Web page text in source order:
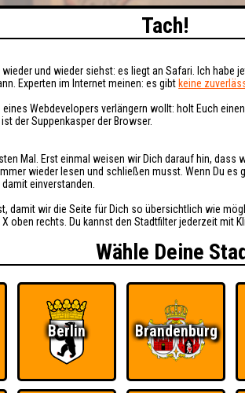
HIGHSCORE
Tach!
und wieder siehst: es liegt an Safari. Ich
Experten im Internet meinen: es gibt keine
Webdevelopers verlängern wollt: holt Euch
der Suppenkasper der Browser.
Mal. Erst einmal weisen wir Dich darauf hin,
wieder lesen und schließen musst. Wenn Du
einverstanden.
damit wir die Seite für Dich so übersichtlich wie
oben rechts. Du kannst den Stadtfilter jederzeit mit
Wähle Deine
Berlin Brandenburg